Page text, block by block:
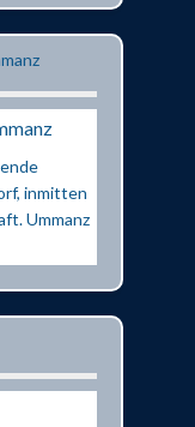
inmitten
Ummanz